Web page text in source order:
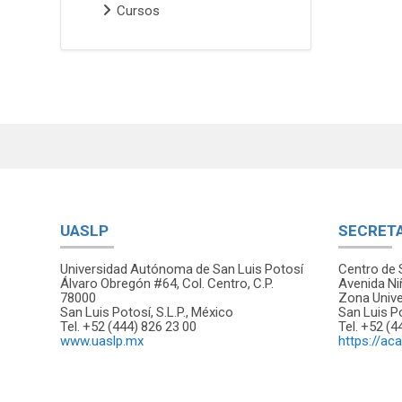
Cursos
UASLP
Universidad Autónoma de San Luis Potosí
Álvaro Obregón #64, Col. Centro, C.P.
78000
San Luis Potosí, S.L.P., México
Tel. +52 (444) 826 23 00
www.uaslp.mx
Centro de
Avenida
Zona
San Luis
Tel. +52
https://